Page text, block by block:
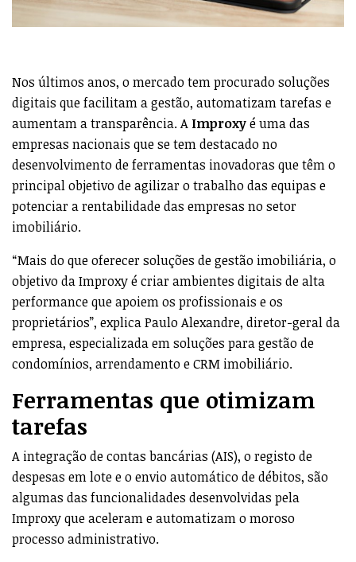
Nos últimos anos, o mercado tem procurado soluções
digitais que facilitam a gestão, automatizam tarefas e
aumentam a transparência. A Improxyé uma das
empresas nacionais que se tem destacado no
desenvolvimento de ferramentas inovadoras que têm o
principal objetivo de agilizar o trabalho das equipas e
potenciar a rentabilidade das empresas no setor
imobiliário.
“Mais do que oferecer soluções de gestão imobiliária, o
objetivo da Improxy é criar ambientes digitais de alta
performance que apoiem os profissionais e os
proprietários”, explica Paulo Alexandre, diretor-geral da
empresa, especializada em soluções para gestão de
condomínios, arrendamento e CRM imobiliário.
Ferramentas que otimizam
tarefas
A integração de contas bancárias (AIS), o registo de
despesas em lote e o envio automático de débitos, são
algumas das funcionalidades desenvolvidas pela
Improxy que aceleram e automatizam o moroso
processo administrativo.